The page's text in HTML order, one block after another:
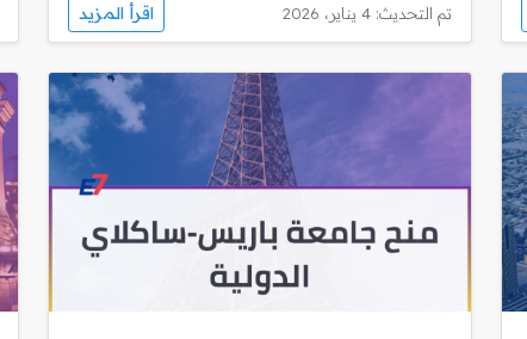
تم التحديث: 4 يناير، 2026 اقرأ المزيد